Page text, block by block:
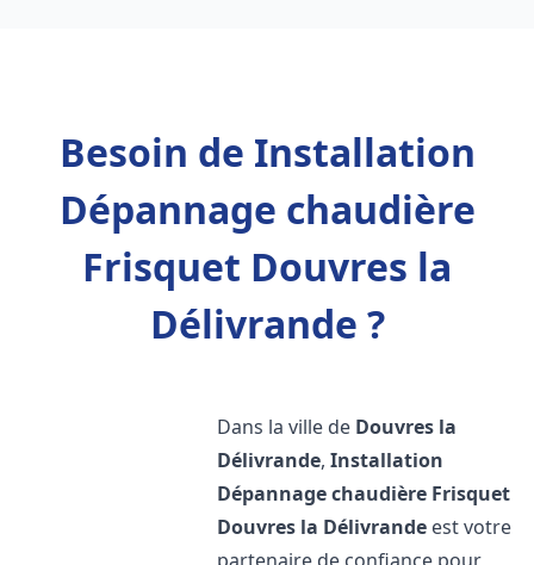
Besoin de Installation
Dépannage chaudière
Frisquet Douvres la
Délivrande ?
Dans la ville de Douvres la
Délivrande,Installation
Dépannage chaudière Frisquet
Douvres la Délivrande est votre